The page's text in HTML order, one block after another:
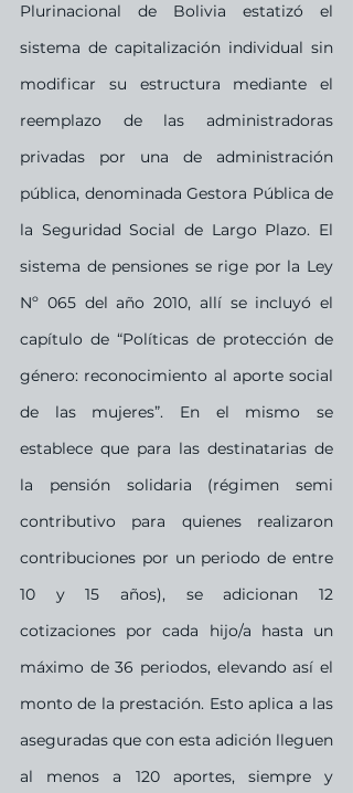
Plurinacional de Bolivia estatizó el
sistema de capitalización individual sin
modificar su estructura mediante el
reemplazo de las administradoras
privadas por una de administración
pública, denominada Gestora Pública de
la Seguridad Social de Largo Plazo. El
sistema de pensiones se rige por la Ley
Nº 065 del año 2010, allí se incluyó el
capítulo de “Políticas de protección de
género: reconocimiento al aporte social
de las mujeres”. En el mismo se
establece que para las destinatarias de
la pensión solidaria (régimen semi
contributivo para quienes realizaron
contribuciones por un periodo de entre
10 y 15 años), se adicionan 12
cotizaciones por cada hijo/a hasta un
máximo de 36 periodos, elevando así el
monto de la prestación. Esto aplica a las
aseguradas que con esta adición lleguen
al menos a 120 aportes, siempre y